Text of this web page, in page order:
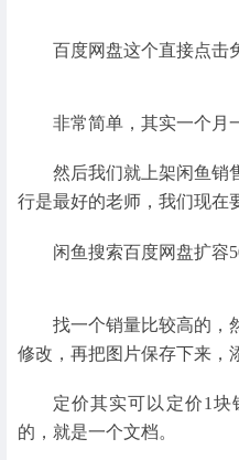
百度网盘这个直接点击
非常简单，其实一个月
然后我们就上架闲鱼销
行是最好的老师，我们现在
闲鱼搜索百度网盘扩容
找一个销量比较高的，
修改，再把图片保存下来，
定价其实可以定价1
的，就是一个文档。